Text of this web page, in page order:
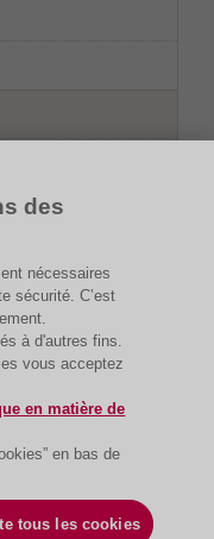
des
nécessaires
sécurité. C’est
à d'autres fins.
vous acceptez
en matière de
en bas de
tous les cookies